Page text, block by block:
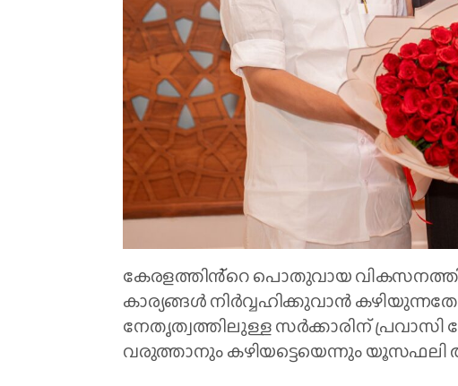
കേരളത്തിൻ്റെ പൊതുവായ
കാര്യങ്ങൾ നിർവ്വഹിക്കുവാൻ
നേതൃത്വത്തിലുള്ള സർക്കാരിന് പ്രവാസി
വരുത്താനും കഴിയട്ടെയെന്നും യൂസഫലി